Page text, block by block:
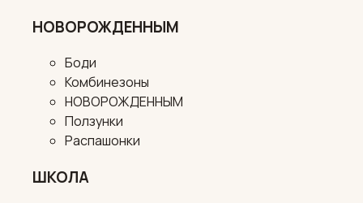
НОВОРОЖДЕННЫМ
Боди
Комбинезоны
НОВОРОЖДЕННЫМ
Ползунки
Распашонки
ШКОЛА